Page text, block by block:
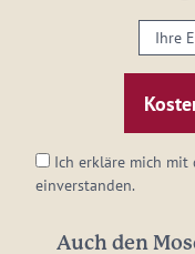
Ihre
E-
Mail-
Adresse:
Ich erkläre mich mit
einverstanden.
Auch den